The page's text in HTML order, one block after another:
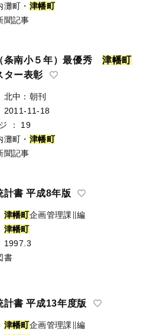
灘町・ 津幡町
聞記事
条南小５年）最優秀 津幡町
ター表彰
北中：朝刊
2011-11-18
：
19
灘町・ 津幡町
聞記事
計書 平成8年版
津幡町企画管理課∥編
津幡町
1997.3
書
計書 平成13年度版
津幡町企画管理課∥編